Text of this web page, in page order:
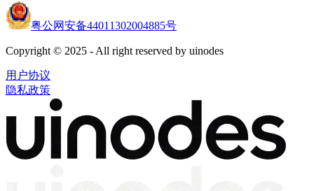
粤公网安备44011302004885号
Copyright © 2025 - All right reserved by uinodes
用户协议
隐私政策